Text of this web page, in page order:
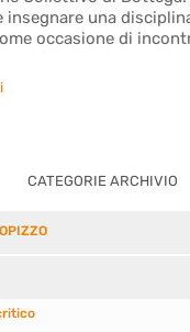
insegnare una
occasione di
CATEGORIE ARCHIVIO